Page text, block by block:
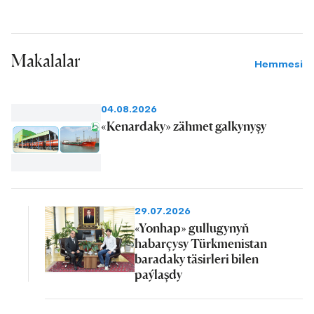
Makalalar Hemmesi
04.08.2026
«Kenardaky» zähmet galkynyşy
29.07.2026
«Yonhap» gullugynyň
habarçysy Türkmenistan
baradaky täsirleri bilen
paýlaşdy